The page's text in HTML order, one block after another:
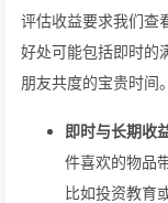
评估收益要求我们查
好处可能包括即时的
朋友共度的宝贵时间。
即时与长期收
件喜欢的物品
比如投资教育